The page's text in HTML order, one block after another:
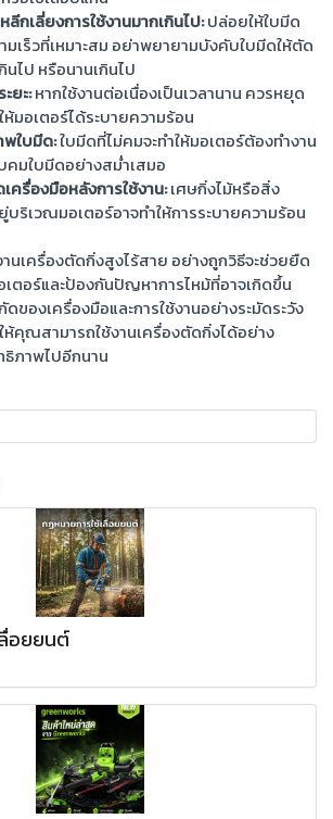
กเลี่ยงการใช้งานมากเกินไป:ปล่อยให้ใบมีด
มเร็วที่เหมาะสม อย่าพยายามบังคับใบมีดให้ตัด
นไป หรือนานเกินไป
ยะ:หากใช้งานต่อเนื่องเป็นเวลานาน ควรหยุด
มอเตอร์ได้ระบายความร้อน
ใบมีด:ใบมีดที่ไม่คมจะทำให้มอเตอร์ต้องทำงาน
มใบมีดอย่างสม่ำเสมอ
ครื่องมือหลังการใช้งาน:เศษกิ่งไม้หรือสิ่ง
ริเวณมอเตอร์อาจทำให้การระบายความร้อน
นเครื่องตัดกิ่งสูงไร้สาย อย่างถูกวิธีจะช่วยยืด
เตอร์และป้องกันปัญหาการไหม้ที่อาจเกิดขึ้น
ของเครื่องมือและการใช้งานอย่างระมัดระวัง
คุณสามารถใช้งานเครื่องตัดกิ่งได้อย่าง
ภาพไปอีกนาน
อยยนต์